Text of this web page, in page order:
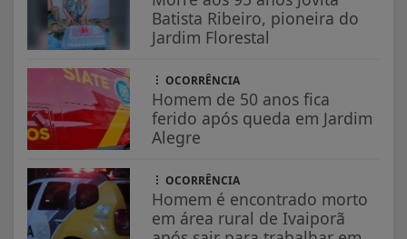
Batista Ribeiro, pioneira do
Jardim Florestal
OCORRÊNCIA
Homem de 50 anos fica
ferido após queda em Jardim
Alegre
OCORRÊNCIA
Homem é encontrado morto
em área rural de Ivaiporã